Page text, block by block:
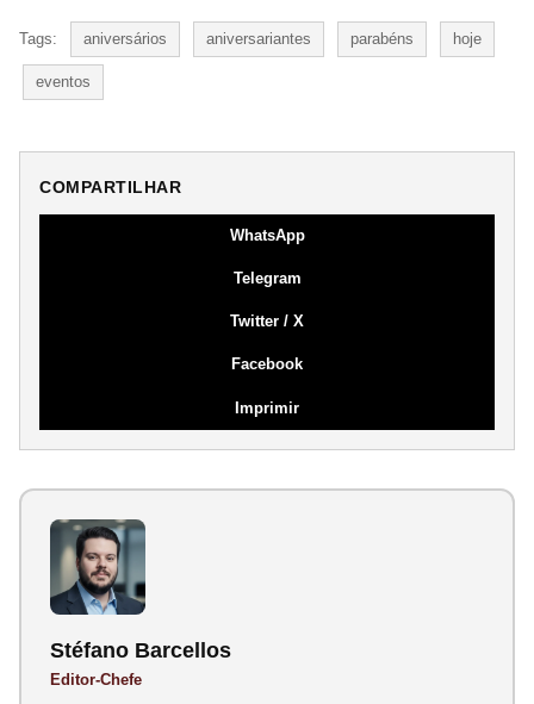
Tags: aniversários aniversariantes parabéns hoje
eventos
COMPARTILHAR
WhatsApp
Telegram
Twitter / X
Facebook
Imprimir
Stéfano Barcellos
Editor-Chefe